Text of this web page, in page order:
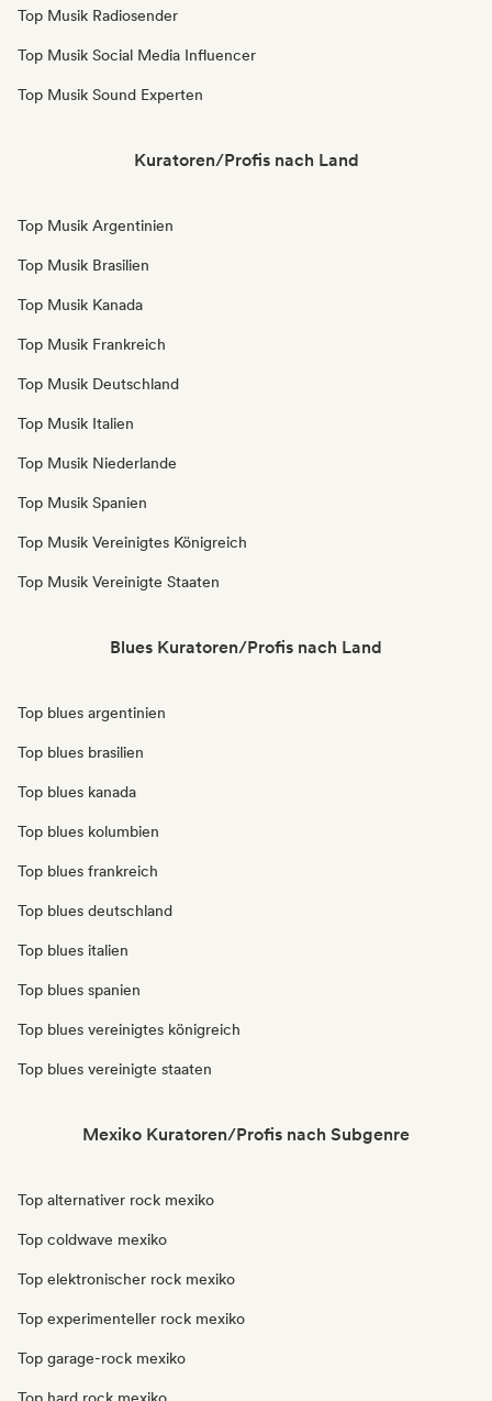
Top Musik Radiosender
Top Musik Social Media Influencer
Top Musik Sound Experten
Kuratoren/Profis nach Land
Top Musik Argentinien
Top Musik Brasilien
Top Musik Kanada
Top Musik Frankreich
Top Musik Deutschland
Top Musik Italien
Top Musik Niederlande
Top Musik Spanien
Top Musik Vereinigtes Königreich
Top Musik Vereinigte Staaten
Blues Kuratoren/Profis nach Land
Top blues argentinien
Top blues brasilien
Top blues kanada
Top blues kolumbien
Top blues frankreich
Top blues deutschland
Top blues italien
Top blues spanien
Top blues vereinigtes königreich
Top blues vereinigte staaten
Mexiko Kuratoren/Profis nach Subgenre
Top alternativer rock mexiko
Top coldwave mexiko
Top elektronischer rock mexiko
Top experimenteller rock mexiko
Top garage-rock mexiko